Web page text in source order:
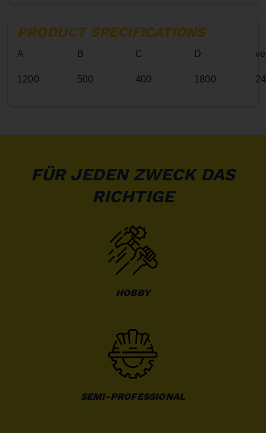
PRODUCT SPECIFICATIONS
A B C D
1200 500 400 1800
FÜR JEDEN ZWECK DAS
RICHTIGE
HOBBY
SEMI-PROFESSIONAL